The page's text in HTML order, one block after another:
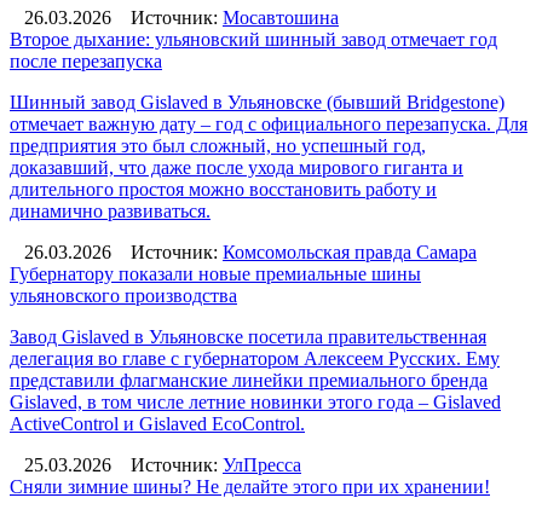
26.03.2026
Источник: Мосавтошина
Второе дыхание: ульяновский шинный завод отмечает год
после перезапуска
Шинный завод Gislaved в Ульяновске (бывший Bridgestone)
отмечает важную дату – год с официального перезапуска. Для
предприятия это был сложный, но успешный год,
доказавший, что даже после ухода мирового гиганта и
длительного простоя можно восстановить работу и
динамично развиваться.
26.03.2026
Источник: Комсомольская правда Самара
Губернатору показали новые премиальные шины
ульяновского производства
Завод Gislaved в Ульяновске посетила правительственная
делегация во главе с губернатором Алексеем Русских. Ему
представили флагманские линейки премиального бренда
Gislaved, в том числе летние новинки этого года – Gislaved
ActiveControl и Gislaved EcoControl.
25.03.2026
Источник: УлПресса
Сняли зимние шины? Не делайте этого при их хранении!